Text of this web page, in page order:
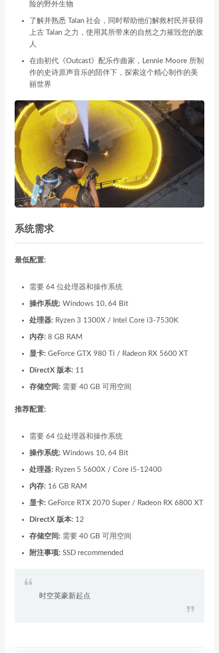
险的野外生物
了解并熟悉 Talan 社会，同时帮助他们解救村民并获得
上古 Talan 之力，使用其所带来的自然之力摧毁您的敌
人
在由初代《Outcast》配乐作曲家，Lennie Moore 所制
作的史诗原声音乐的陪伴下，探索这个精心制作的美
丽世界
系统需求
最低配置:
需要 64 位处理器和操作系统
操作系统: Windows 10, 64 Bit
处理器: Ryzen 3 1300X / Intel Core i3-7530K
内存: 8 GB RAM
显卡: GeForce GTX 980 Ti / Radeon RX 5600 XT
DirectX 版本: 11
存储空间: 需要 40 GB 可用空间
推荐配置:
需要 64 位处理器和操作系统
操作系统: Windows 10, 64 Bit
处理器: Ryzen 5 5600X / Core i5-12400
内存: 16 GB RAM
显卡: GeForce RTX 2070 Super / Radeon RX 6800 XT
DirectX 版本: 12
存储空间: 需要 40 GB 可用空间
附注事项: SSD recommended
时空英豪新起点